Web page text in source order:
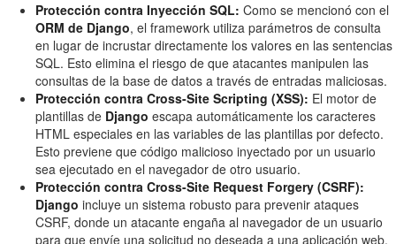
Protección contra Inyección SQL: Como se mencionó con el
ORM de Django, el framework utiliza parámetros de consulta
en lugar de incrustar directamente los valores en las sentencias
SQL. Esto elimina el riesgo de que atacantes manipulen las
consultas de la base de datos a través de entradas maliciosas.
Protección contra Cross-Site Scripting (XSS): El motor de
plantillas de Django escapa automáticamente los caracteres
HTML especiales en las variables de las plantillas por defecto.
Esto previene que código malicioso inyectado por un usuario
sea ejecutado en el navegador de otro usuario.
Protección contra Cross-Site Request Forgery (CSRF):
Django incluye un sistema robusto para prevenir ataques
CSRF, donde un atacante engaña al navegador de un usuario
para que envíe una solicitud no deseada a una aplicación web.